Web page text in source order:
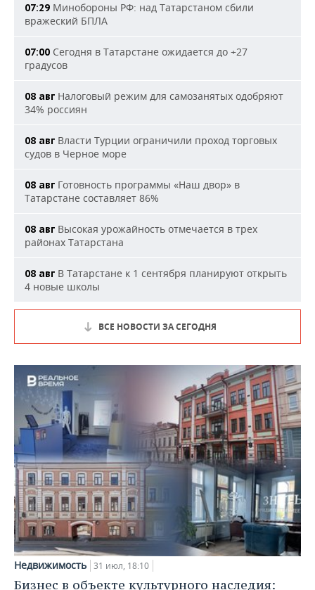
07:29 Минобороны РФ: над Татарстаном сбили
вражеский БПЛА
07:00 Сегодня в Татарстане ожидается до +27
градусов
08 авг Налоговый режим для самозанятых одобряют
34% россиян
08 авг Власти Турции ограничили проход торговых
судов в Черное море
08 авг Готовность программы «Наш двор» в
Татарстане составляет 86%
08 авг Высокая урожайность отмечается в трех
районах Татарстана
08 авг В Татарстане к 1 сентября планируют открыть
4 новые школы
ВСЕ НОВОСТИ ЗА СЕГОДНЯ
Недвижимость 31 июл, 18:10
Бизнес в объекте культурного наследия: